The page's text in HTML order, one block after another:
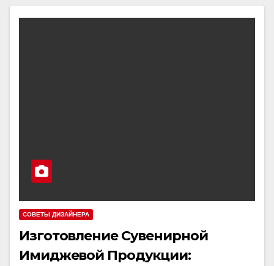
СОВЕТЫ ДИЗАЙНЕРА
Изготовление Сувенирной
Имиджевой Продукции: